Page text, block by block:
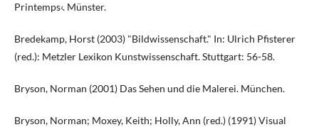
Printemps‹. Münster.
Bredekamp, Horst (2003) "Bildwissenschaft." In: Ulrich Pfisterer
(red.): Metzler Lexikon Kunstwissenschaft. Stuttgart: 56-58.
Bryson, Norman (2001) Das Sehen und die Malerei. München.
Bryson, Norman; Moxey, Keith; Holly, Ann (red.) (1991) Visual